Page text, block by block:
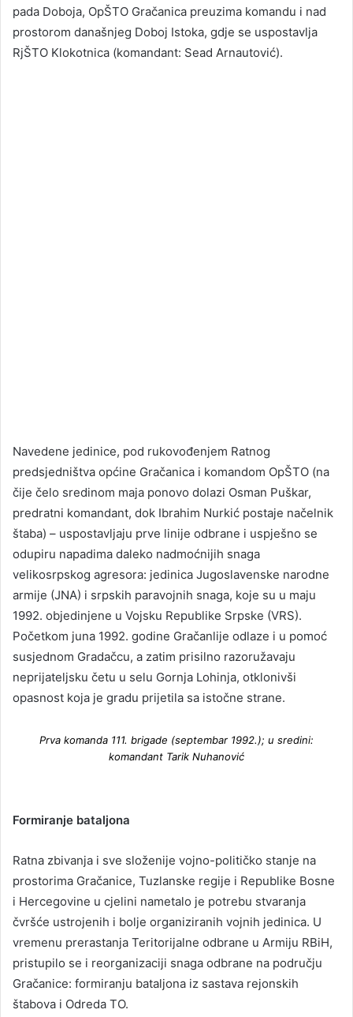
pada Doboja, OpŠTO Gračanica preuzima komandu i nad
prostorom današnjeg Doboj Istoka, gdje se uspostavlja
RjŠTO Klokotnica (komandant: Sead Arnautović).
Navedene jedinice, pod rukovođenjem Ratnog
predsjedništva općine Gračanica i komandom OpŠTO (na
čije čelo sredinom maja ponovo dolazi Osman Puškar,
predratni komandant, dok Ibrahim Nurkić postaje načelnik
štaba) – uspostavljaju prve linije odbrane i uspješno se
odupiru napadima daleko nadmoćnijih snaga
velikosrpskog agresora: jedinica Jugoslavenske narodne
armije (JNA) i srpskih paravojnih snaga, koje su u maju
1992. objedinjene u Vojsku Republike Srpske (VRS).
Početkom juna 1992. godine Gračanlije odlaze i u pomoć
susjednom Gradačcu, a zatim prisilno razoružavaju
neprijateljsku četu u selu Gornja Lohinja, otklonivši
opasnost koja je gradu prijetila sa istočne strane.
Prva komanda 111. brigade (septembar 1992.); u sredini:
komandant Tarik Nuhanović
Formiranje bataljona
Ratna zbivanja i sve složenije vojno-političko stanje na
prostorima Gračanice, Tuzlanske regije i Republike Bosne
i Hercegovine u cjelini nametalo je potrebu stvaranja
čvršće ustrojenih i bolje organiziranih vojnih jedinica. U
vremenu prerastanja Teritorijalne odbrane u Armiju RBiH,
pristupilo se i reorganizaciji snaga odbrane na području
Gračanice: formiranju bataljona iz sastava rejonskih
štabova i Odreda TO.